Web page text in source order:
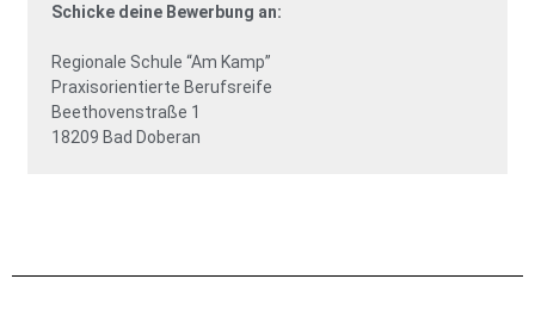
Schi­cke dei­ne Bewer­bung an:
Regio­na­le Schu­le “Am Kamp”
Pra­xis­ori­en­tier­te Berufs­rei­fe
Beet­ho­ven­stra­ße 1
18209 Bad Doberan